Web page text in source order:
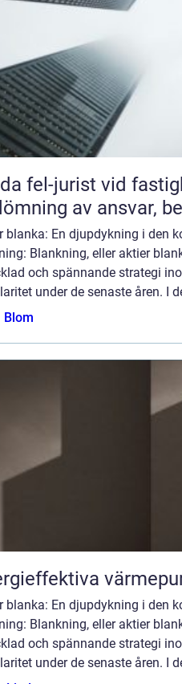
fel-jurist vid
av ansvar,
blanka: En djupdykning i den
Blankning, eller aktier
och spännande strategi
under de senaste åren. I
Blom
blanka: En djupdykning i den
Blankning, eller aktier
och spännande strategi
under de senaste åren. I